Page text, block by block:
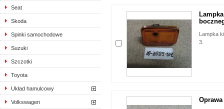
Seat
Skoda
Spinki samochodowe
Suzuki
Szczotki
Toyota
Układ hamulcowy
Volkswagen
Lampka
3.